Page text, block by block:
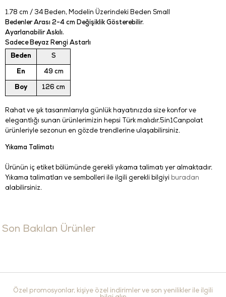
1.78 cm / 34 Beden, Modelin Üzerindeki Beden Small
Bedenler Arası 2-4 cm Değişiklik Gösterebilir.
Ayarlanabilir Askılı.
Sadece Beyaz Rengi Astarlı
Beden
S
En 49 cm
Boy 126 cm
Rahat ve şık tasarımlarıyla günlük hayatınızda size konfor ve
elegantlığı sunan ürünlerimizin hepsi Türk malıdır.5in1Canpolat
ürünleriyle sezonun en gözde trendlerine ulaşabilirsiniz.
Yıkama Talimatı
Ürünün iç etiket bölümünde gerekli yıkama talimatı yer almaktadır.
Yıkama talimatları ve sembolleri ile ilgili gerekli bilgiyi buradan
alabilirsiniz.
Son Bakılan Ürünler
Özel promosyonlar, kişiye özel indirimler ve son yenilikler ile ilgili